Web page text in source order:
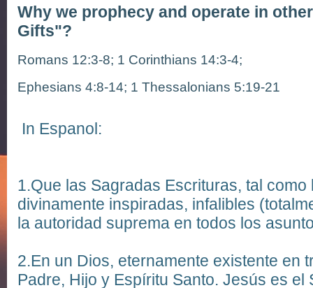
Why we prophecy and operate in
Gifts"?
Romans 12:3-8; 1 Corinthians 14:3-4;
Ephesians 4:8-14; 1 Thessalonians 5:19-21
In Espanol:
1.Que las Sagradas Escrituras, tal como
divinamente inspiradas, infalibles
la autoridad suprema en todos los
2.En un Dios, eternamente existente en
Padre, Hijo y Espíritu Santo. Jesús es el